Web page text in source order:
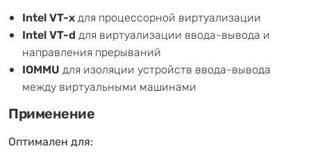
Intel VT-xдля процессорной виртуализации
Intel VT-d для виртуализации ввода-вывода и
направления прерываний
IOMMU для изоляции устройств ввода-вывода
между виртуальными машинами
Применение
Оптимален для: